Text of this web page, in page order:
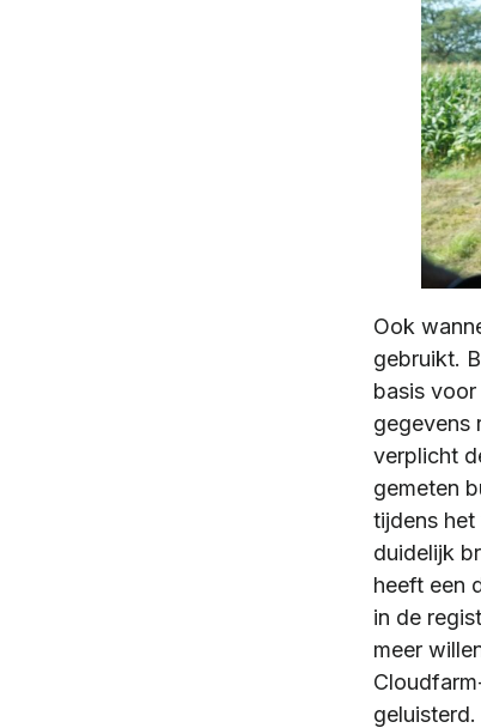
Ook
gebruikt.
basis
gegevens
verplicht
gemeten
tijdens
duidelijk
heeft een
in de
meer